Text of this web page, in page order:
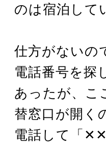
のは宿泊して
仕方がないの
電話番号を探
あったが、こ
替窓口が開く
電話して「